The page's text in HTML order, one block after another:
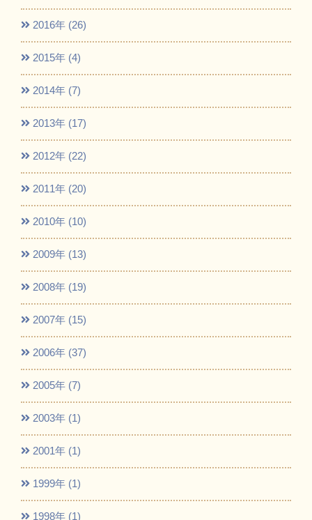
2016年 (26)
2015年 (4)
2014年 (7)
2013年 (17)
2012年 (22)
2011年 (20)
2010年 (10)
2009年 (13)
2008年 (19)
2007年 (15)
2006年 (37)
2005年 (7)
2003年 (1)
2001年 (1)
1999年 (1)
1998年 (1)